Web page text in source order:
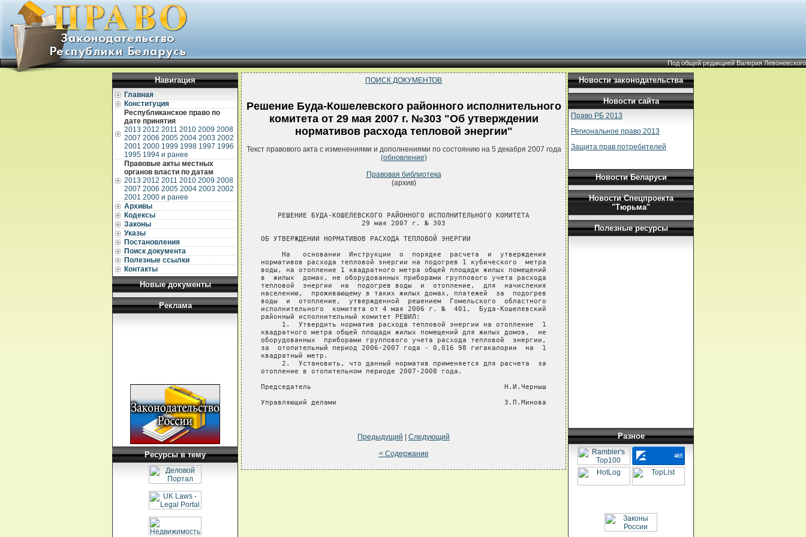
Под общей редакцией Валерия Левоневского
Навигация
Главная
Конституция
Республиканское право по
дате принятия
2013 2012 2011 2010 2009 2008
2007 2006 2005 2004 2003 2002
2001 2000 1999 1998 1997 1996
1995 1994 и ранее
Правовые акты местных
органов власти по датам
2013 2012 2011 2010 2009 2008
2007 2006 2005 2004 2003 2002
2001 2000 и ранее
Архивы
Кодексы
Законы
Указы
Постановления
Поиск документа
Полезные ссылки
Контакты
Новые документы
Реклама
Ресурсы в тему
ПОИСК ДОКУМЕНТОВ
Решение Буда-Кошелевского районного исполнительного
комитета от 29 мая 2007 г. №303 "Об утверждении
нормативов расхода тепловой энергии"
Текст правового акта с изменениями и дополнениями по состоянию на 5 декабря 2007 года
(обновление)
Правовая библиотека
(архив)
    РЕШЕНИЕ БУДА-КОШЕЛЕВСКОГО РАЙОННОГО ИСПОЛНИТЕЛЬНОГО КОМИТЕТА
                        29 мая 2007 г. № 303
ОБ УТВЕРЖДЕНИИ НОРМАТИВОВ РАСХОДА ТЕПЛОВОЙ ЭНЕРГИИ
     На   основании  Инструкции  о  порядке  расчета  и  утверждения
нормативов расхода тепловой энергии на подогрев 1 кубического  метра
воды, на отопление 1 квадратного метра общей площади жилых помещений
в  жилых  домах, не оборудованных приборами группового учета расхода
тепловой  энергии  на  подогрев воды  и  отопление,  для  начисления
населению,  проживающему в таких жилых домах, платежей  за  подогрев
воды  и  отопление,  утвержденной  решением  Гомельского  областного
исполнительного  комитета от 4 мая 2006 г. №  401,  Буда-Кошелевский
районный исполнительный комитет РЕШИЛ:
     1.  Утвердить норматив расхода тепловой энергии на отопление  1
квадратного метра общей площади жилых помещений для жилых домов,  не
оборудованных  приборами группового учета расхода тепловой  энергии,
за  отопительный период 2006-2007 года - 0,016 98 гигакалории  на  1
квадратный метр.
     2.  Установить, что данный норматив применяется для расчета  за
отопление в отопительном периоде 2007-2008 года.
Председатель                                              Н.И.Черныш
Управляющий делами                                        З.П.Минова
Предыдущий
Следующий
< Содержание
Новости законодательства
Новости сайта
Право РБ 2013
Региональное право 2013
Защита прав потребителей
Новости Беларуси
Новости Спецпроекта
"Тюрьма"
Полезные ресурсы
Разное